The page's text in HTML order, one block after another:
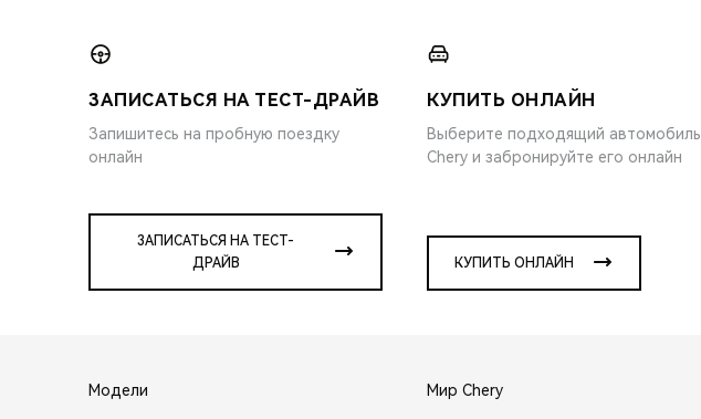
ЗАПИСАТЬСЯ НА ТЕСТ-ДРАЙВ
Запишитесь на пробную поездку
онлайн
ЗАПИСАТЬСЯ НА ТЕСТ-
ДРАЙВ
КУПИТЬ ОНЛАЙН
Выберите подходящий автомобиль
Chery и забронируйте его онлайн
КУПИТЬ ОНЛАЙН
Модели Мир Chery